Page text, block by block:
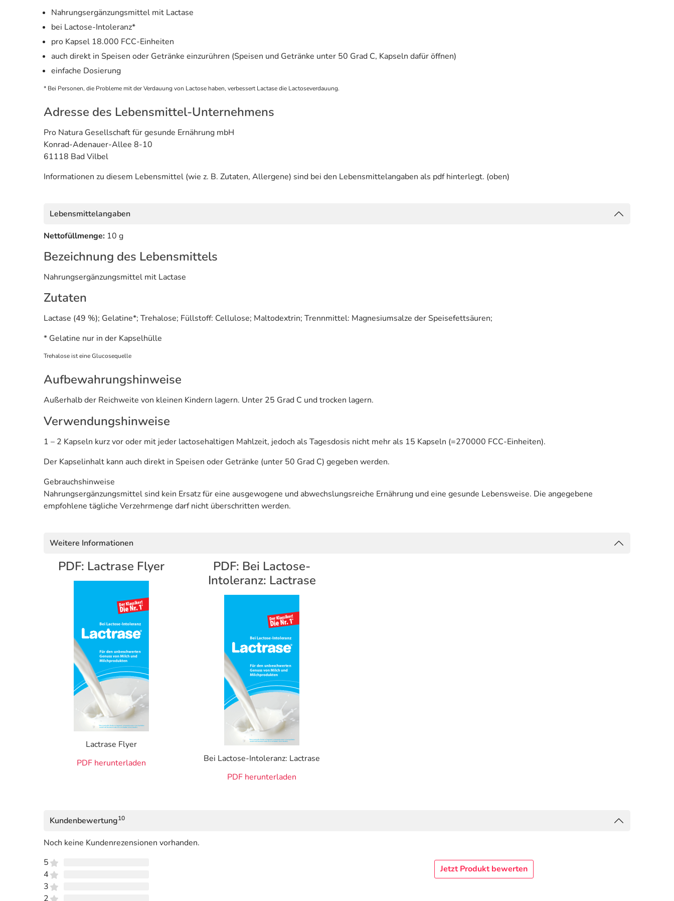
Nahrungsergänzungsmittel mit Lactase
bei Lactose-Intoleranz*
pro Kapsel 18.000 FCC-Einheiten
auch direkt in Speisen oder Getränke einzurühren (Speisen und Getränke unter 50 Grad C, Kapseln dafür öffnen)
einfache Dosierung
* Bei Personen, die Probleme mit der Verdauung von Lactose haben, verbessert Lactase die Lactoseverdauung.
Adresse des Lebensmittel-Unternehmens
Pro Natura Gesellschaft für gesunde Ernährung mbH
Konrad-Adenauer-Allee 8-10
61118 Bad Vilbel
Informationen zu diesem Lebensmittel (wie z. B. Zutaten, Allergene) sind bei den Lebensmittelangaben als pdf hinterlegt. (oben)
Lebensmittelangaben
Nettofüllmenge: 10 g
Bezeichnung des Lebensmittels
Nahrungsergänzungsmittel mit Lactase
Zutaten
Lactase (49 %); Gelatine*; Trehalose; Füllstoff: Cellulose; Maltodextrin; Trennmittel: Magnesiumsalze der Speisefettsäuren;
* Gelatine nur in der Kapselhülle
Trehalose ist eine Glucosequelle
Aufbewahrungshinweise
Außerhalb der Reichweite von kleinen Kindern lagern. Unter 25 Grad C und trocken lagern.
Verwendungshinweise
1 – 2 Kapseln kurz vor oder mit jeder lactosehaltigen Mahlzeit, jedoch als Tagesdosis nicht mehr als 15 Kapseln (=270000 FCC-Einheiten).
Der Kapselinhalt kann auch direkt in Speisen oder Getränke (unter 50 Grad C) gegeben werden.
Gebrauchshinweise
Nahrungsergänzungsmittel sind kein Ersatz für eine ausgewogene und abwechslungsreiche Ernährung und eine gesunde Lebensweise. Die angegebene
empfohlene tägliche Verzehrmenge darf nicht überschritten werden.
Weitere Informationen
PDF: Lactrase Flyer
Lactrase Flyer
PDF herunterladen
PDF: Bei Lactose-
Intoleranz: Lactrase
Bei Lactose-Intoleranz: Lactrase
PDF herunterladen
Kundenbewertung10
Noch keine Kundenrezensionen vorhanden.
5
4
3
2
Jetzt Produkt bewerten